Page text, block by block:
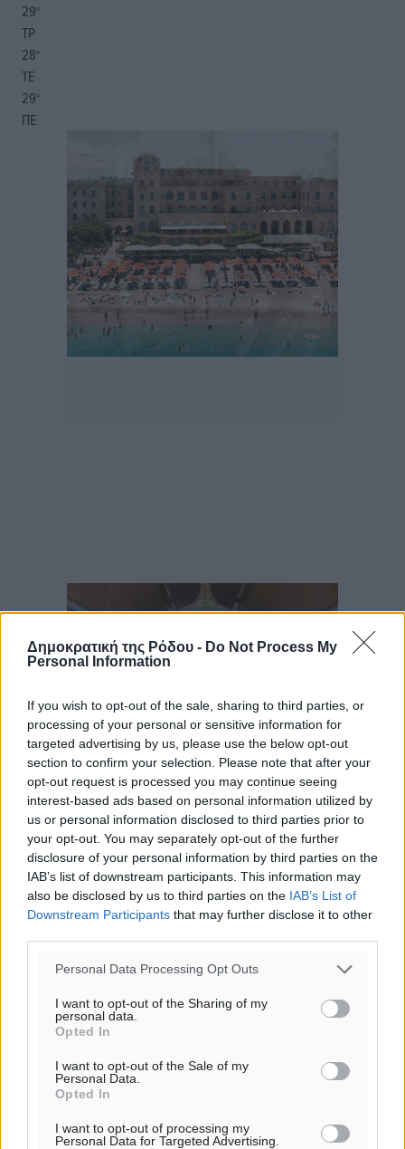
Δημοκρατική της Ρόδου - Do Not Process My
Personal Information
If you wish to opt-out of the sale, sharing to third parties, or
processing of your personal or sensitive information for
targeted advertising by us, please use the below opt-out
section to confirm your selection. Please note that after your
opt-out request is processed you may continue seeing
interest-based ads based on personal information utilized by
us or personal information disclosed to third parties prior to
your opt-out. You may separately opt-out of the further
disclosure of your personal information by third parties on the
IAB’s list of downstream participants. This information may
also be disclosed by us to third parties on the IAB’s List of
Downstream Participants that may further disclose it to other
Personal Data Processing Opt Outs
I want to opt-out of the Sharing of my
personal data.
Opted In
I want to opt-out of the Sale of my
Personal Data.
Opted In
I want to opt-out of processing my
Personal Data for Targeted Advertising.
29°
ΤΡ
28°
ΤΕ
29°
ΠΕ
Ροή ειδήσεων
Έφυγε από τη ζωή ο επί σειρά ετών εφημέριος στον
ιερό Ναό του Αγίου Νικολάου Παστίδας Μιχαήλ
Καψάλης
Τοπικές Ειδήσεις• πριν 2 ώρες
της ΔΕΘ
Ειδήσεις• πριν 4 ώρες
Από την παράδοση της Ρόδου στα ερευνητικά
επιστημονικό ενδιαφέρον